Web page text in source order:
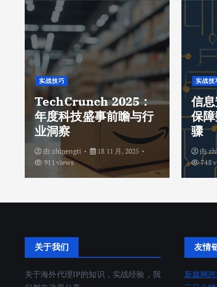
实战技巧
TechCrunch 2025：
年度科技盛事前瞻与行
业洞察
由 zhinengti
18 11 月, 2025
911 views
实战技
信
保
骤
由
748
关于我们
关于海外代理IP的知识，实战经验，我
友情
新媒网